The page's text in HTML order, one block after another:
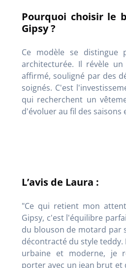
Pourquoi choisir le
Gipsy ?
Ce modèle se distingue
architecturée. Il révèle
affirmé, souligné par des
soignés. C'est
qui recherchent un
d'évoluer au fil des saisons
L’avis de Laura :
"Ce qui retient mon
Gipsy, c'est l'équilibre
du blouson de motard par
décontracté du style
urbaine et moderne, je
porter avec un jean brut et